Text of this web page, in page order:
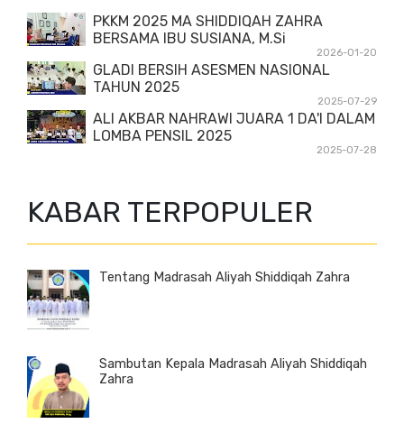
PKKM 2025 MA SHIDDIQAH ZAHRA
BERSAMA IBU SUSIANA, M.Si
2026-01-20
GLADI BERSIH ASESMEN NASIONAL
TAHUN 2025
2025-07-29
ALI AKBAR NAHRAWI JUARA 1 DA'I DALAM
LOMBA PENSIL 2025
2025-07-28
KABAR TERPOPULER
Tentang Madrasah Aliyah Shiddiqah Zahra
Sambutan Kepala Madrasah Aliyah Shiddiqah
Zahra